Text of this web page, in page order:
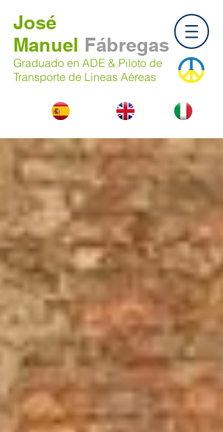
José
Manuel Fábregas
Graduado en ADE & Piloto de
Transporte de Lineas Aéreas